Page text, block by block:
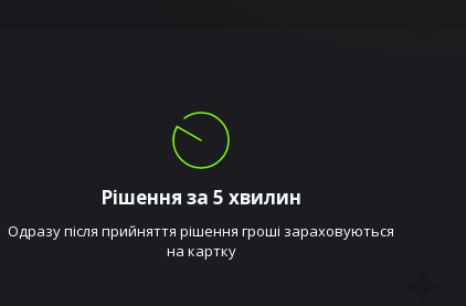
Рішення за 5 хвилин
Одразу після прийняття рішення гроші зараховуються
на картку